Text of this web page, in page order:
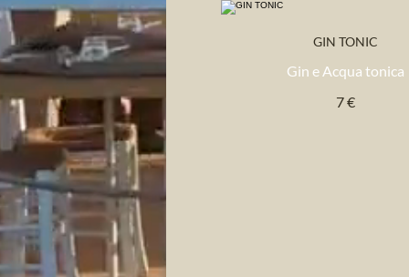
GIN TONIC
Gin e Acqua tonica
7 €